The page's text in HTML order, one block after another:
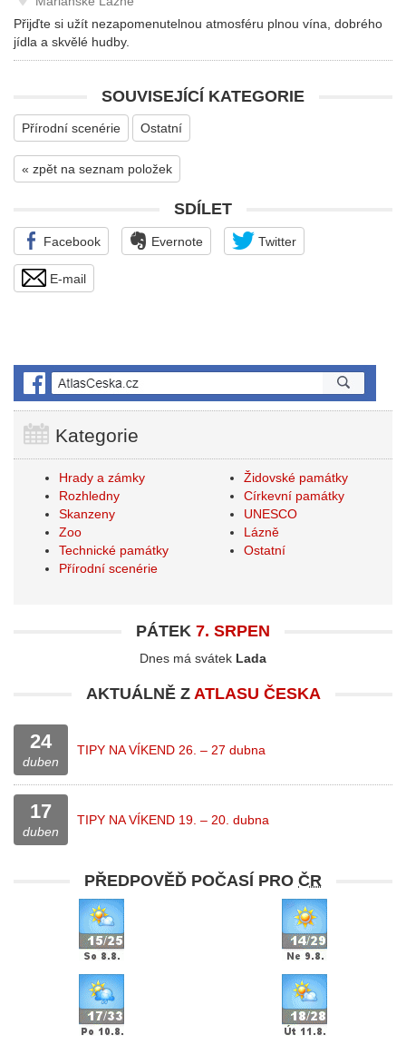
Přijďte si užít nezapomenutelnou atmosféru plnou vína, dobrého
jídla a skvělé hudby.
SOUVISEJÍCÍ KATEGORIE
Přírodní scenérie Ostatní
« zpět na seznam položek
SDÍLET
Facebook Evernote Twitter
E-mail
Kategorie
Hrady a zámky
Rozhledny
Skanzeny
Zoo
Technické památky
Přírodní scenérie
Židovské památky
Církevní památky
UNESCO
Lázně
Ostatní
PÁTEK 7. SRPEN
Dnes má svátek Lada
AKTUÁLNĚ Z ATLASU ČESKA
24
duben
TIPY NA VÍKEND 26. – 27 dubna
17
duben
TIPY NA VÍKEND 19. – 20. dubna
PŘEDPOVĚĎ POČASÍ PRO ČR